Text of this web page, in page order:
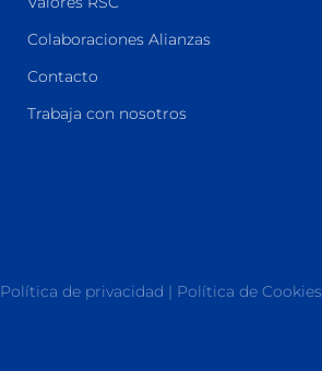
Colaboraciones Alianzas
Contacto
Trabaja con nosotros
Política de privacidad | Política de Cookies